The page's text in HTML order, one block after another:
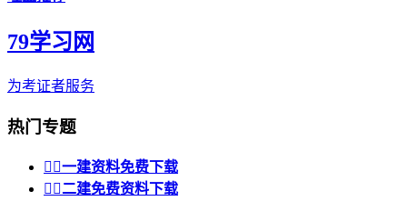
79学习网
为考证者服务
热门专题
 一建资料免费下载
 二建免费资料下载